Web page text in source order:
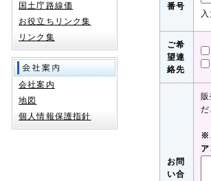
番号
ご希
望連
絡先
お問
い合
だ
※
国土庁路線価
お役立ちリンク集
リンク集
会社案内
地図
個人情報保護指針